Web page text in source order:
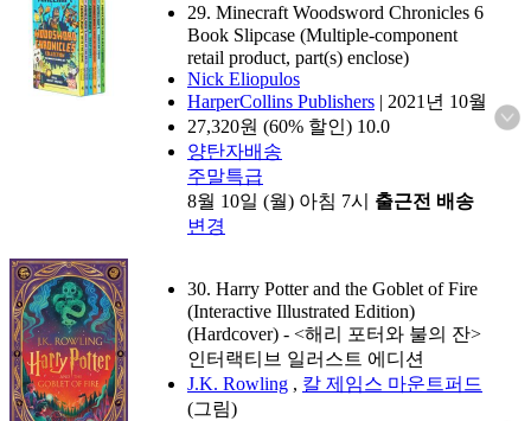
29. Minecraft Woodsword Chronicles 6
Book Slipcase (Multiple-component
retail product, part(s) enclose)
Nick Eliopulos
HarperCollins Publishers | 2021년 10월
27,320원 (60% 할인) 10.0
양탄자배송
주말특급
8월 10일 (월) 아침 7시 출근전 배송
변경
30. Harry Potter and the Goblet of Fire
(Interactive Illustrated Edition)
(Hardcover) - <해리 포터와 불의 잔>
인터랙티브 일러스트 에디션
J.K. Rowling , 칼 제임스 마운트퍼드
(그림)